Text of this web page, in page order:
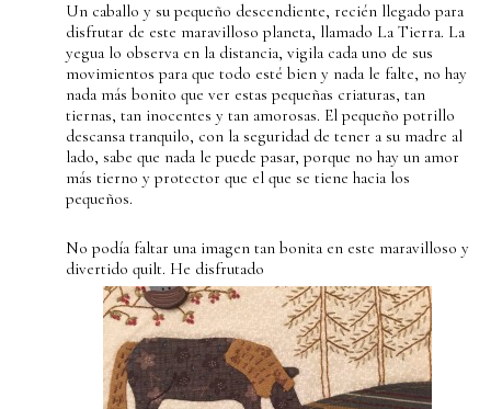
Un caballo y su pequeño descendiente, recién llegado para
disfrutar de este maravilloso planeta, llamado La Tierra. La
yegua lo observa en la distancia, vigila cada uno de sus
movimientos para que todo esté bien y nada le falte, no hay
nada más bonito que ver estas pequeñas criaturas, tan
tiernas, tan inocentes y tan amorosas. El pequeño potrillo
descansa tranquilo, con la seguridad de tener a su madre al
lado, sabe que nada le puede pasar, porque no hay un amor
más tierno y protector que el que se tiene hacia los
pequeños.
No podía faltar una imagen tan bonita en este maravilloso y
divertido quilt. He disfrutado